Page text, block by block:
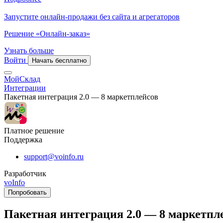
Запустите онлайн-продажи без сайта и агрегаторов
Решение «Онлайн-заказ»
Узнать больше
Войти
Начать бесплатно
МойСклад
Интеграции
Пакетная интеграция 2.0 — 8 маркетплейсов
Платное решение
Поддержка
support@voinfo.ru
Разработчик
voInfo
Попробовать
Пакетная интеграция 2.0 — 8